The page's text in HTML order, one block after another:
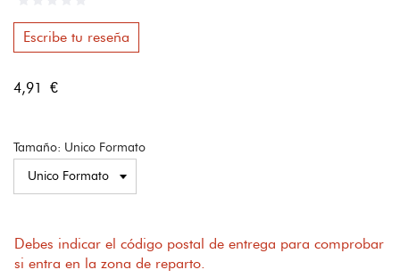
Escribe tu reseña
4,91 €
Tamaño: Unico Formato
Debes indicar el código postal de entrega para comprobar
si entra en la zona de reparto.